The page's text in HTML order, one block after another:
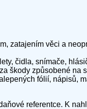
zatajením věci a
čidla, snímače,
škody způsobené na
fólií, nápisů,
referentce. K